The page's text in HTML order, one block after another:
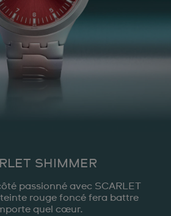
SHIMMER
passionné avec SCARLET
rouge foncé fera battre
quel cœur.